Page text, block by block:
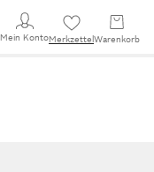
Mein KontoMerkzettel Warenkorb